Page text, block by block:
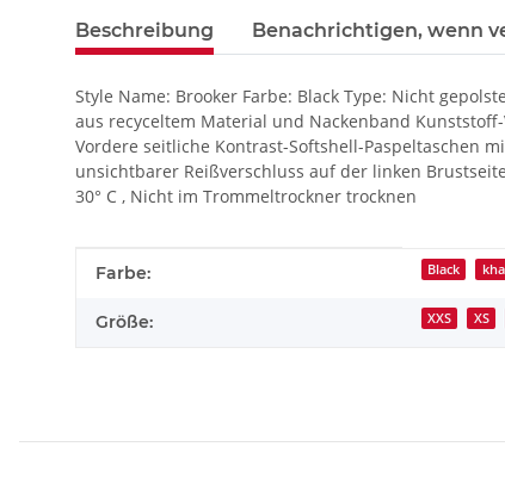
Beschreibung Benachrichtigen, wenn
Style Name: Brooker Farbe: Black Type: Nicht
aus recyceltem Material und Nackenband
Vordere seitliche Kontrast-Softshell-Paspeltaschen
unsichtbarer Reißverschluss auf der linken
30° C , Nicht im Trommeltrockner trocknen
Produkteigenschaft
Wert
Farbe: Black
Größe: XXS XS